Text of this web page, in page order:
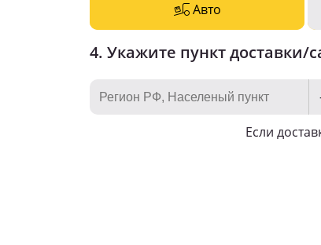
Авто
4. Укажите пункт доставки/
Если